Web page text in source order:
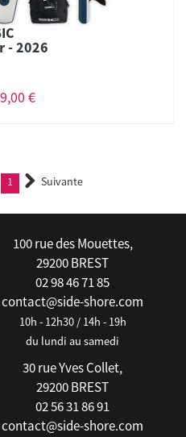
- 2026
€
1 (current)Suivante
100 rue des Mouettes,
29200 BREST
02 98 46 71 85
contact@side-shore.com
10h - 12h30 / 14h - 19h
du lundi au samedi
30 rue Yves Collet,
29200 BREST
02 56 31 86 91
contact@side-shore.com